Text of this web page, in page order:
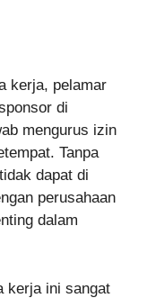
kerja, pelamar
di
mengurus izin
Tanpa
dapat di
perusahaan
dalam
kerja ini sangat